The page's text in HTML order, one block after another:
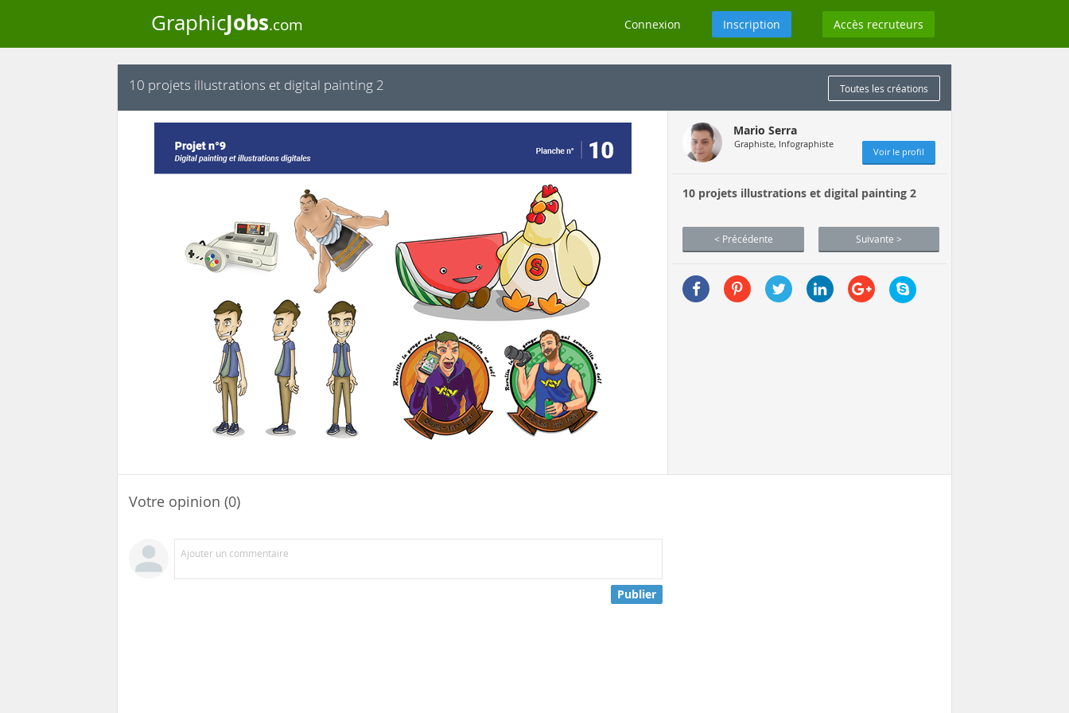
GraphicJobs.com Connexion Inscription Accès recruteurs
10 projets illustrations et digital painting 2 Toutes les créations
Mario Serra
Graphiste, Infographiste
Voir le profil
10 projets illustrations et digital painting 2
< Précédente Suivante >
Votre opinion (0)
Ajouter un commentaire
Publier